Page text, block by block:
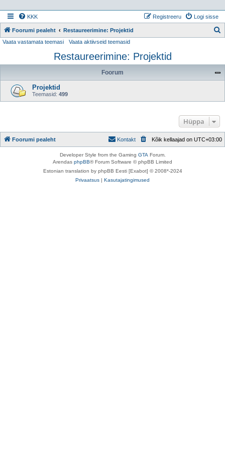
KKK Logi sisse
Registreeru
Foorumi pealeht Restaureerimine: Projektid
i
Vaata vastamata teemasi Vaata aktiivseid teemasid
Restaureerimine: Projektid
Foorum
Projektid
Teemasid: 499
Hüppa
Foorumi pealeht Kõik kellaajad on UTC+03:00
Kontakt
Developer Style from the Gaming GTA Forum.
Arendas phpBB® Forum Software © phpBB Limited
Estonian translation by phpBB Eesti [Exabot] © 2008*-2024
Privaatsus | Kasutajatingimused